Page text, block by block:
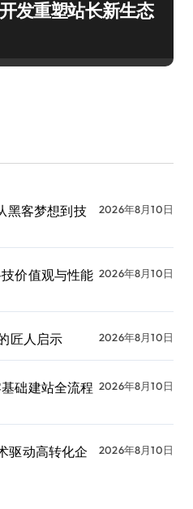
发重塑站长新生态
黑客梦想到技
2026年8月10日
价值观与性能 2026年8月10日
匠人启示 2026年8月10日
础建站全流程 2026年8月10日
驱动高转化企
2026年8月10日